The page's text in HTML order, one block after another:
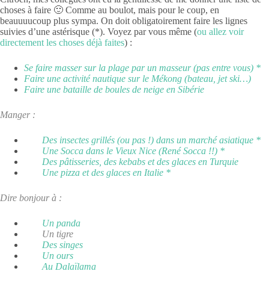
choses à faire 🙂 Comme au boulot, mais pour le coup, en
beauuuucoup plus sympa. On doit obligatoirement faire les lignes
suivies d’une astérisque (*). Voyez par vous même (ou allez voir
directement les choses déjà faites) :
Se faire masser sur la plage par un masseur (pas entre vous) *
Faire une activité nautique sur le Mékong (bateau, jet ski…)
Faire une bataille de boules de neige en Sibérie
Manger :
Des insectes grillés (ou pas !) dans un marché asiatique *
Une Socca dans le Vieux Nice (René Socca !!) *
Des pâtisseries, des kebabs et des glaces en Turquie
Une pizza et des glaces en Italie *
Dire bonjour à :
Un panda
Un tigre
Des singes
Un ours
Au Dalaïlama